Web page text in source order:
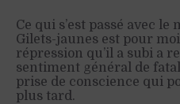
Ce qui s’est passé avec le
Gilets-jaunes est pour
répression qu’il a subi a
sentiment général de
prise de conscience qui
plus tard.